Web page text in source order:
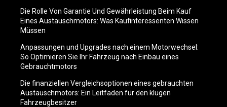
Die Rolle Von Garantie Und Gewährleistung Beim Kauf
Eines Austauschmotors: Was Kaufinteressenten Wissen
Müssen
Anpassungen und Upgrades nach einem Motorwechsel:
So Optimieren Sie Ihr Fahrzeug nach Einbau eines
Gebrauchtmotors
Die finanziellen Vergleichsoptionen eines gebrauchten
Austauschmotors: Ein Leitfaden für den klugen
Fahrzeugbesitzer